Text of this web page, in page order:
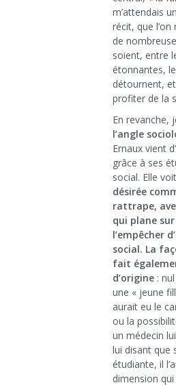
m’attendais
récit, que
de
soient, entre
étonnantes,
détournent,
profiter de la
En revanche,
l’angle
Ernaux vient
grâce à ses
social. Elle voit
désirée
rattrape,
qui plane
l’empêcher
social. La
fait
d’origine :
une « jeune
aurait eu le
ou la
un médecin
lui disant que
étudiante, il
dimension